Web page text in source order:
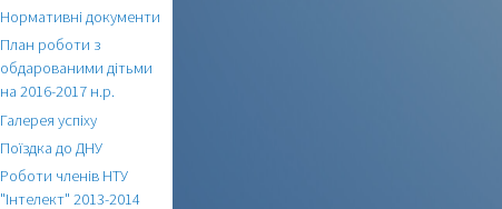
Нормативні документи
План роботи з
обдарованими дітьми
на 2016-2017 н.р.
Галерея успіху
Поїздка до ДНУ
Роботи членів НТУ
"Інтелект" 2013-2014